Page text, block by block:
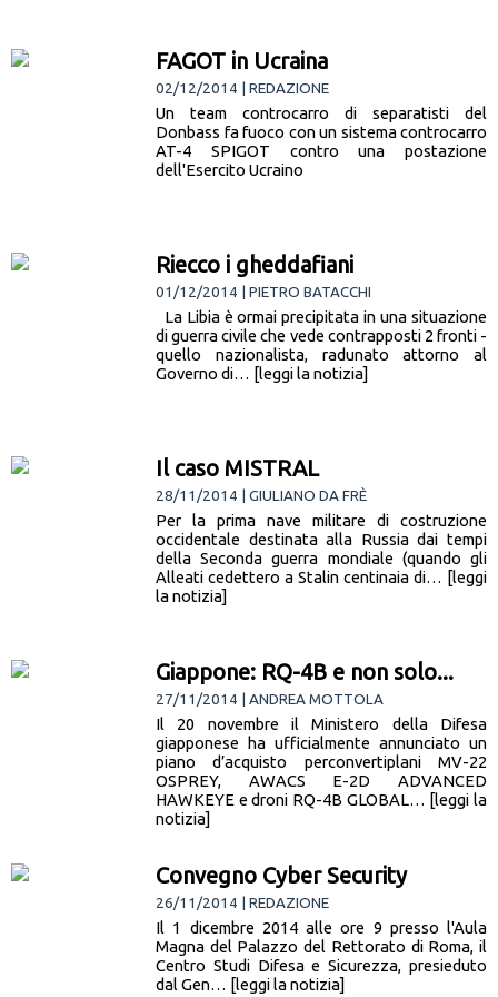
FAGOT in Ucraina
02/12/2014 | REDAZIONE
Un team controcarro di separatisti del
Donbass fa fuoco con un sistema controcarro
AT-4 SPIGOT contro una postazione
dell'Esercito Ucraino
Riecco i gheddafiani
01/12/2014 | PIETRO BATACCHI
La Libia è ormai precipitata in una situazione
di guerra civile che vede contrapposti 2 fronti -
quello nazionalista, radunato attorno al
Governo di… [leggi la notizia]
Il caso MISTRAL
28/11/2014 | GIULIANO DA FRÈ
Per la prima nave militare di costruzione
occidentale destinata alla Russia dai tempi
della Seconda guerra mondiale (quando gli
Alleati cedettero a Stalin centinaia di… [leggi
la notizia]
Giappone: RQ-4B e non solo...
27/11/2014 | ANDREA MOTTOLA
Il 20 novembre il Ministero della Difesa
giapponese ha ufficialmente annunciato un
piano d’acquisto perconvertiplani MV-22
OSPREY, AWACS E-2D ADVANCED
HAWKEYE e droni RQ-4B GLOBAL… [leggi la
notizia]
Convegno Cyber Security
26/11/2014 | REDAZIONE
Il 1 dicembre 2014 alle ore 9 presso l'Aula
Magna del Palazzo del Rettorato di Roma, il
Centro Studi Difesa e Sicurezza, presieduto
dal Gen… [leggi la notizia]